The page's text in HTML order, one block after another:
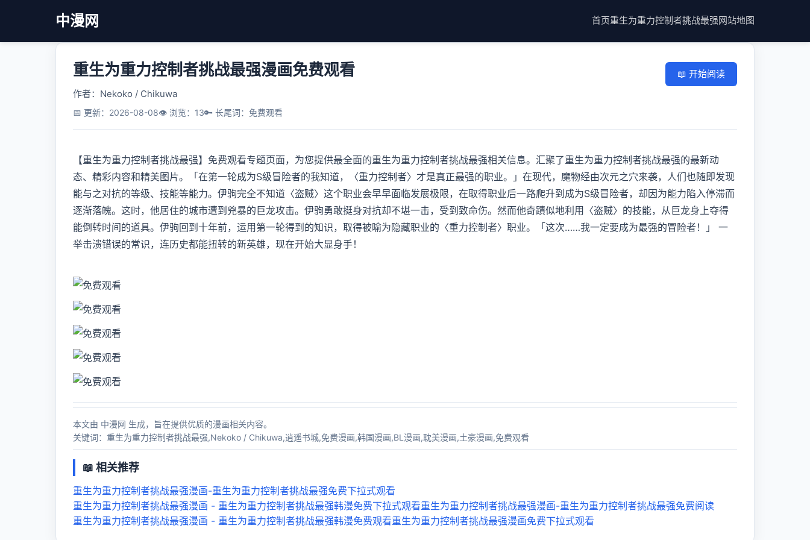
中漫网 首页重生为重力控制者挑战最强网站地图
重生为重力控制者挑战最强漫画免费观看
作者：Nekoko / Chikuwa
📅 更新：2026-08-08👁️ 浏览：13🔑 长尾词：免费观看
📖 开始阅读
【重生为重力控制者挑战最强】免费观看专题页面，为您提供最全面的重生为重力控制者挑战最强相关信息。汇聚了重生为重力控制者挑战最强的最新动
态、精彩内容和精美图片。「在第一轮成为S级冒险者的我知道，〈重力控制者〉才是真正最强的职业。」在现代，魔物经由次元之穴来袭，人们也随即发现
能与之对抗的等级、技能等能力。伊驹完全不知道〈盗贼〉这个职业会早早面临发展极限，在取得职业后一路爬升到成为S级冒险者，却因为能力陷入停滞而
逐渐落魄。这时，他居住的城市遭到兇暴的巨龙攻击。伊驹勇敢挺身对抗却不堪一击，受到致命伤。然而他奇蹟似地利用〈盗贼〉的技能，从巨龙身上夺得
能倒转时间的道具。伊驹回到十年前，运用第一轮得到的知识，取得被喻为隐藏职业的〈重力控制者〉职业。「这次……我一定要成为最强的冒险者！」 一
举击溃错误的常识，连历史都能扭转的新英雄，现在开始大显身手！
本文由 中漫网 生成，旨在提供优质的漫画相关内容。
关键词：重生为重力控制者挑战最强,Nekoko / Chikuwa,逍遥书城,免费漫画,韩国漫画,BL漫画,耽美漫画,土豪漫画,免费观看
📖 相关推荐
重生为重力控制者挑战最强漫画-重生为重力控制者挑战最强免费下拉式观看
重生为重力控制者挑战最强漫画 - 重生为重力控制者挑战最强韩漫免费下拉式观看重生为重力控制者挑战最强漫画-重生为重力控制者挑战最强免费阅读
重生为重力控制者挑战最强漫画 - 重生为重力控制者挑战最强韩漫免费观看重生为重力控制者挑战最强漫画免费下拉式观看